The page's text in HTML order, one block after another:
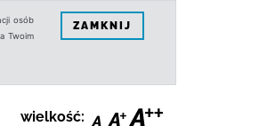
osób
Twoim
ZAMKNIJ
wielkość: